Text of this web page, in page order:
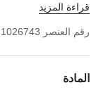
مصنوع من مادة أسيتات
المواد الضارة، كما
قراءة المزيد
رقم العنصر 1026743
المادة